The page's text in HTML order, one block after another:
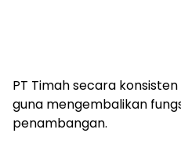
PT Timah secara
guna mengembalikan
penambangan.